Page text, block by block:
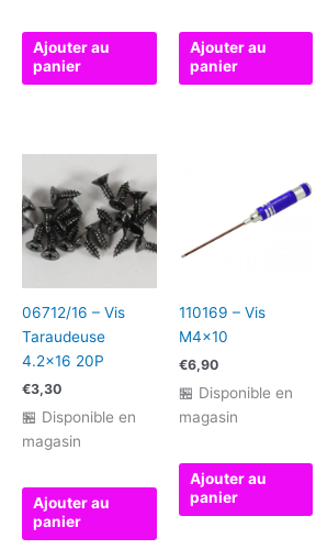
Ajouter au
panier
Ajouter au
panier
06712/16 – Vis
Taraudeuse
4.2×16 20P
€3,30
🏪 Disponible en
magasin
Ajouter au
panier
110169 – Vis
M4x10
€6,90
🏪 Disponible en
magasin
Ajouter au
panier